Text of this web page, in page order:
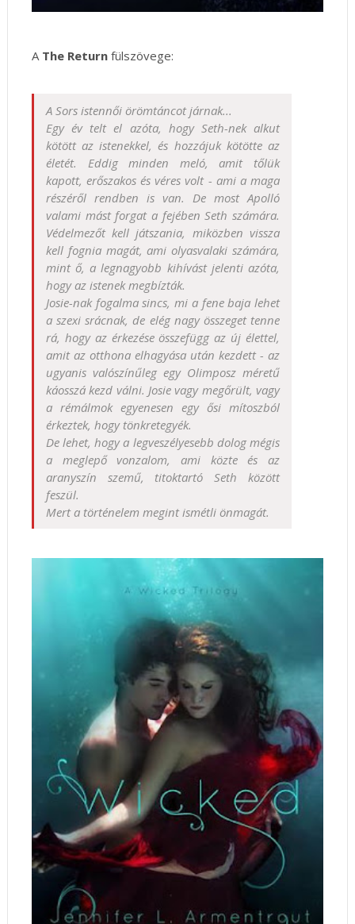
A The Returnfülszövege:
A Sors istennői örömtáncot járnak...
Egy év telt el azóta, hogy Seth-nek alkut
kötött az istenekkel, és hozzájuk kötötte az
életét. Eddig minden meló, amit tőlük
kapott, erőszakos és véres volt - ami a maga
részéről rendben is van. De most Apolló
valami mást forgat a fejében Seth számára.
Védelmezőt kell játszania, miközben vissza
kell fognia magát, ami olyasvalaki számára,
mint ő, a legnagyobb kihívást jelenti azóta,
hogy az istenek megbízták.
Josie-nak fogalma sincs, mi a fene baja lehet
a szexi srácnak, de elég nagy összeget tenne
rá, hogy az érkezése összefügg az új élettel,
amit az otthona elhagyása után kezdett - az
ugyanis valószínűleg egy Olimposz méretű
káosszá kezd válni. Josie vagy megőrült, vagy
a rémálmok egyenesen egy ősi mítoszból
érkeztek, hogy tönkretegyék.
De lehet, hogy a legveszélyesebb dolog mégis
a meglepő vonzalom, ami közte és az
aranyszín szemű, titoktartó Seth között
feszül.
Mert a történelem megint ismétli önmagát.